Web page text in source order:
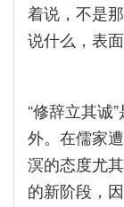
着说，不是
说什么，表
“修辞立其诚
外。在儒家
溟的态度尤
的新阶段，